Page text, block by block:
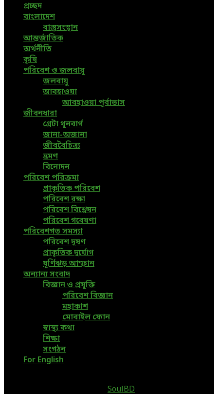
প্রচ্ছদ
বাংলাদেশ
বাস্তুসংস্থান
আন্তর্জাতিক
অর্থনীতি
কৃষি
পরিবেশ ও জলবায়ু
জলবায়ু
আবহাওয়া
আবহাওয়া পূর্বাভাস
জীবনধারা
গ্রেটা থুনবার্গ
জানা-অজানা
জীববৈচিত্র্য
ভ্রমণ
বিনোদন
পরিবেশ পরিক্রমা
প্রাকৃতিক পরিবেশ
পরিবেশ রক্ষা
পরিবেশ বিশ্লেষন
পরিবেশ গবেষণা
পরিবেশগত সমস্যা
পরিবেশ দূষণ
প্রাকৃতিক দুর্যোগ
ঘূর্ণিঝড় আম্ফান
অন্যান্য সংবাদ
বিজ্ঞান ও প্রযুক্তি
পরিবেশ বিজ্ঞান
মহাকাশ
মোবাইল ফোন
স্বাস্থ্য কথা
শিক্ষা
সংগঠন
For English
SoulBD